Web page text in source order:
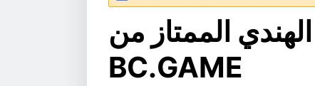
الممتاز من
BC.GAME